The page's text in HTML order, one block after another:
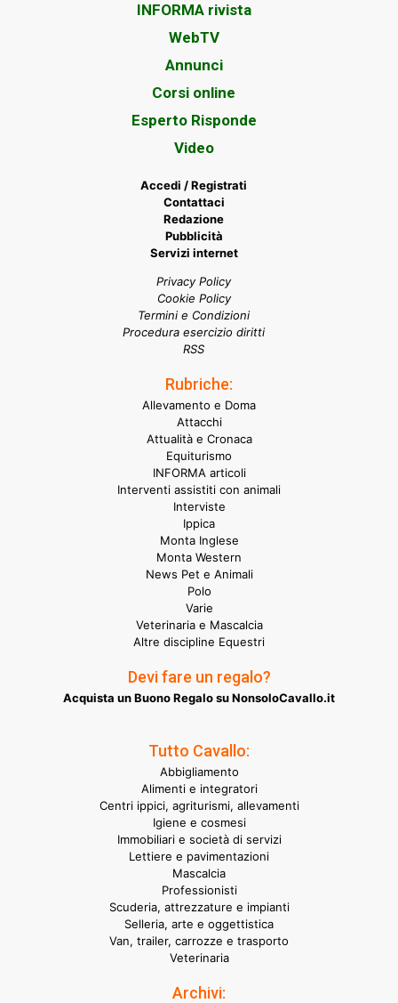
INFORMA rivista
WebTV
Annunci
Corsi online
Esperto Risponde
Video
Accedi / Registrati
Contattaci
Redazione
Pubblicità
Servizi internet
Privacy Policy
Cookie Policy
Termini e Condizioni
Procedura esercizio diritti
RSS
Rubriche:
Allevamento e Doma
Attacchi
Attualità e Cronaca
Equiturismo
INFORMA articoli
Interventi assistiti con animali
Interviste
Ippica
Monta Inglese
Monta Western
News Pet e Animali
Polo
Varie
Veterinaria e Mascalcia
Altre discipline Equestri
Devi fare un regalo?
Acquista un Buono Regalo su NonsoloCavallo.it
Tutto Cavallo:
Abbigliamento
Alimenti e integratori
Centri ippici, agriturismi, allevamenti
Igiene e cosmesi
Immobiliari e società di servizi
Lettiere e pavimentazioni
Mascalcia
Professionisti
Scuderia, attrezzature e impianti
Selleria, arte e oggettistica
Van, trailer, carrozze e trasporto
Veterinaria
Archivi: